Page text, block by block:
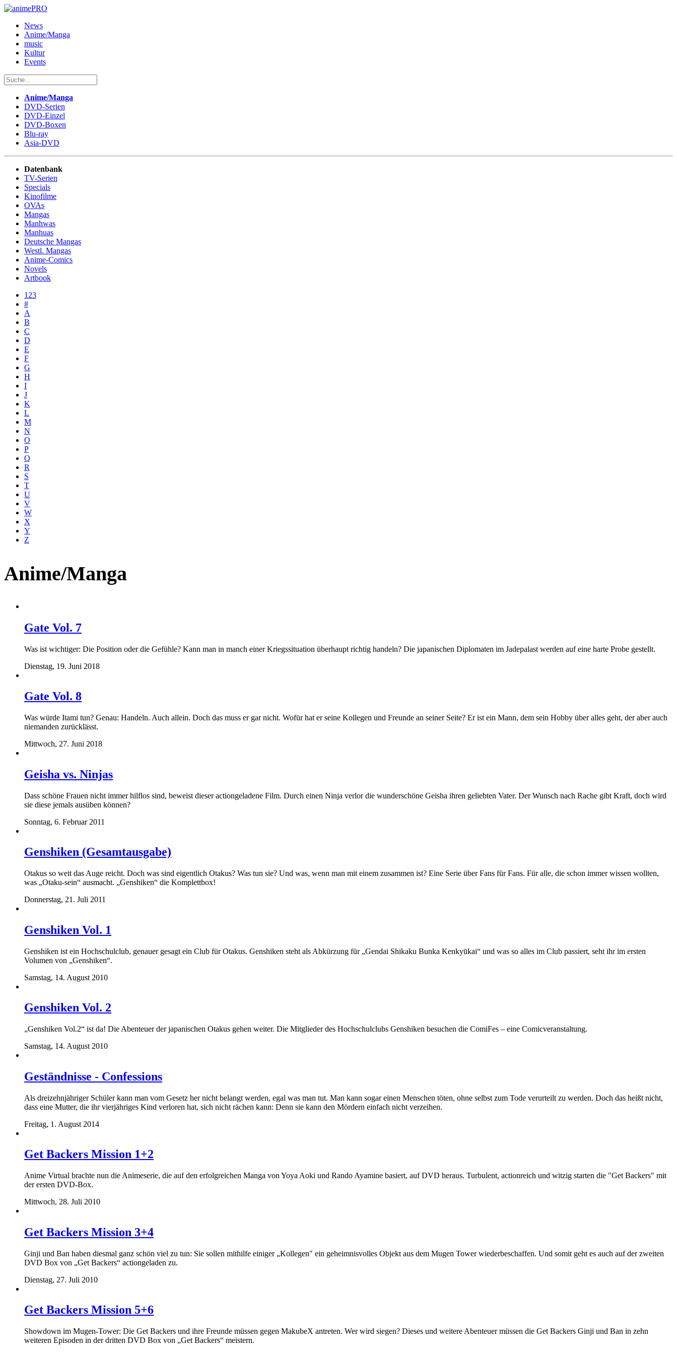
News
Anime/Manga
music
Kultur
Events
Anime/Manga
DVD-Serien
DVD-Einzel
DVD-Boxen
Blu-ray
Asia-DVD
Datenbank
TV-Serien
Specials
Kinofilme
OVAs
Mangas
Manhwas
Manhuas
Deutsche Mangas
Westl. Mangas
Anime-Comics
Novels
Artbook
123
#
A
B
C
D
E
F
G
H
I
J
K
L
M
N
O
P
Q
R
S
T
U
V
W
X
Y
Z
Anime/Manga
Gate Vol. 7
Was ist wichtiger: Die Position oder die Gefühle? Kann man in manch einer Kriegssituation überhaupt richtig handeln? Die japanischen Diplomaten im Jadepalast werden auf eine harte Probe gestellt.
Dienstag, 19. Juni 2018
Gate Vol. 8
Was würde Itami tun? Genau: Handeln. Auch allein. Doch das muss er gar nicht. Wofür hat er seine Kollegen und Freunde an seiner Seite? Er ist ein Mann, dem sein Hobby über alles geht, der aber auch
niemanden zurücklässt.
Mittwoch, 27. Juni 2018
Geisha vs. Ninjas
Dass schöne Frauen nicht immer hilflos sind, beweist dieser actiongeladene Film. Durch einen Ninja verlor die wunderschöne Geisha ihren geliebten Vater. Der Wunsch nach Rache gibt Kraft, doch wird
sie diese jemals ausüben können?
Sonntag, 6. Februar 2011
Genshiken (Gesamtausgabe)
Otakus so weit das Auge reicht. Doch was sind eigentlich Otakus? Was tun sie? Und was, wenn man mit einem zusammen ist? Eine Serie über Fans für Fans. Für alle, die schon immer wissen wollten,
was „Otaku-sein“ ausmacht. „Genshiken“ die Komplettbox!
Donnerstag, 21. Juli 2011
Genshiken Vol. 1
Genshiken ist ein Hochschulclub, genauer gesagt ein Club für Otakus. Genshiken steht als Abkürzung für „Gendai Shikaku Bunka Kenkyūkai“ und was so alles im Club passiert, seht ihr im ersten
Volumen von „Genshiken“.
Samstag, 14. August 2010
Genshiken Vol. 2
„Genshiken Vol.2“ ist da! Die Abenteuer der japanischen Otakus gehen weiter. Die Mitglieder des Hochschulclubs Genshiken besuchen die ComiFes – eine Comicveranstaltung.
Samstag, 14. August 2010
Geständnisse - Confessions
Als dreizehnjähriger Schüler kann man vom Gesetz her nicht belangt werden, egal was man tut. Man kann sogar einen Menschen töten, ohne selbst zum Tode verurteilt zu werden. Doch das heißt nicht,
dass eine Mutter, die ihr vierjähriges Kind verloren hat, sich nicht rächen kann: Denn sie kann den Mördern einfach nicht verzeihen.
Freitag, 1. August 2014
Get Backers Mission 1+2
Anime Virtual brachte nun die Animeserie, die auf den erfolgreichen Manga von Yoya Aoki und Rando Ayamine basiert, auf DVD heraus. Turbulent, actionreich und witzig starten die "Get Backers" mit
der ersten DVD-Box.
Mittwoch, 28. Juli 2010
Get Backers Mission 3+4
Ginji und Ban haben diesmal ganz schön viel zu tun: Sie sollen mithilfe einiger „Kollegen" ein geheimnisvolles Objekt aus dem Mugen Tower wiederbeschaffen. Und somit geht es auch auf der zweiten
DVD Box von „Get Backers“ actiongeladen zu.
Dienstag, 27. Juli 2010
Get Backers Mission 5+6
Showdown im Mugen-Tower: Die Get Backers und ihre Freunde müssen gegen MakubeX antreten. Wer wird siegen? Dieses und weitere Abenteuer müssen die Get Backers Ginji und Ban in zehn
weiteren Episoden in der dritten DVD Box von „Get Backers“ meistern.